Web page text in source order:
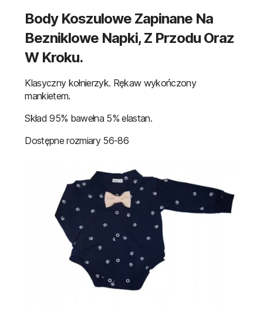
Body Koszulowe Zapinane Na
Bezniklowe Napki, Z Przodu Oraz
W Kroku.
Klasyczny kołnierzyk. Rękaw wykończony
mankietem.
Skład 95% bawełna 5% elastan.
Dostępne rozmiary 56-86